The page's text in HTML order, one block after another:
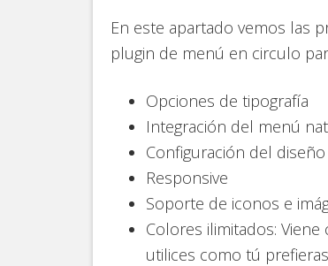
En este apartado vemos las
plugin de menú en circulo
Opciones de tipografía
Integración del menú
Configuración del diseño
Responsive
Soporte de iconos e
Colores ilimitados:
utilices como tú